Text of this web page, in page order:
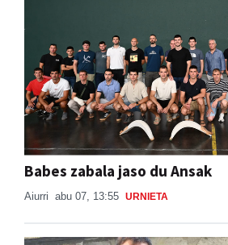
Babes zabala jaso du Ansak
Aiurri abu 07, 13:55 URNIETA